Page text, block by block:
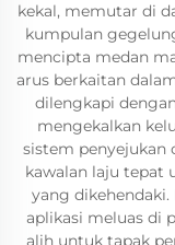
kekal, memutar di
kumpulan
mencipta medan
arus berkaitan
dilengkapi
mengekalkan
sistem penyejukan
kawalan laju tepat
yang
aplikasi meluas di
alih untuk tapak